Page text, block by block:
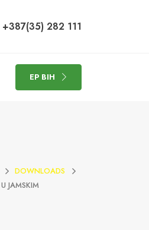
+387(35) 282 111
EP BIH
DOWNLOADS
JAMSKIM